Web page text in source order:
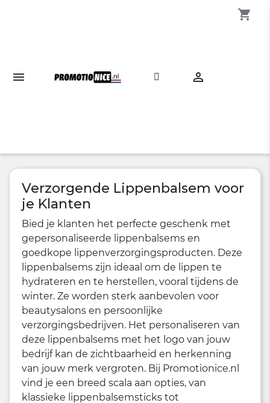

shopping_cart
Verzorgende Lippenbalsem voor
je Klanten
Bied je klanten het perfecte geschenk met
gepersonaliseerde lippenbalsems en
goedkope lippenverzorgingsproducten. Deze
lippenbalsems zijn ideaal om de lippen te
hydrateren en te herstellen, vooral tijdens de
winter. Ze worden sterk aanbevolen voor
beautysalons en persoonlijke
verzorgingsbedrijven. Het personaliseren van
deze lippenbalsems met het logo van jouw
bedrijf kan de zichtbaarheid en herkenning
van jouw merk vergroten. Bij Promotionice.nl
vind je een breed scala aan opties, van
klassieke lippenbalsemsticks tot